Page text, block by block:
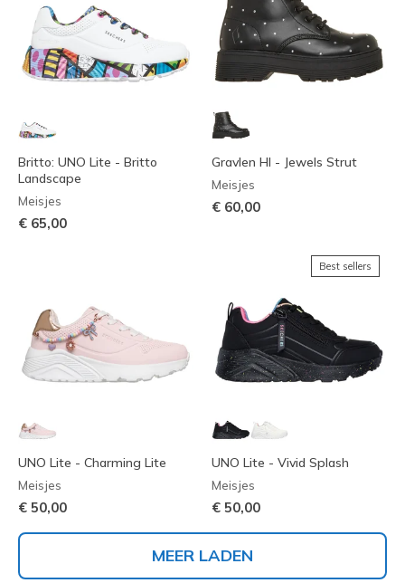
Britto: UNO Lite - Britto
Landscape
Meisjes
€ 65,00
Gravlen HI - Jewels Strut
Meisjes
€ 60,00
UNO Lite - Charming Lite
Meisjes
€ 50,00
Best sellers
UNO Lite - Vivid Splash
Meisjes
€ 50,00
MEER LADEN